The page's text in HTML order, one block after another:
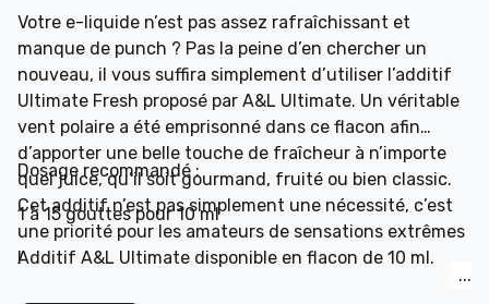
Votre e-liquide n’est pas assez rafraîchissant et
manque de punch ? Pas la peine d’en chercher un
nouveau, il vous suffira simplement d’utiliser l’additif
Ultimate Fresh proposé par A&L Ultimate. Un véritable
vent polaire a été emprisonné dans ce flacon afin
d’apporter une belle touche de fraîcheur à n’importe
quel juice, qu’il soit gourmand, fruité ou bien classic.
Cet additif n’est pas simplement une nécessité, c’est
une priorité pour les amateurs de sensations extrêmes
!
Dosage recommandé :
1 à 15 gouttes pour 10 ml
Additif A&L Ultimate disponible en flacon de 10 ml.